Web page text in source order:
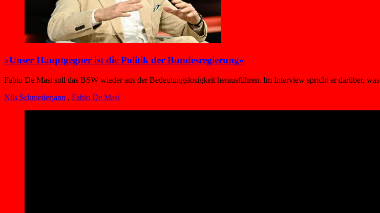
»Unser Hauptgegner ist die Politik der Bundesregierung«
Fabio De Masi soll das BSW wieder aus der Bedeutungslosigkeit herausführen. Im Interview spricht er darüber,
Nils Schniederjann , Fabio De Masi